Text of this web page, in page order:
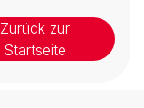
Zurück zur
Startseite